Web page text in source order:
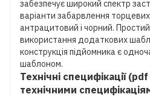
забезпечує широкий спектр
варіанти забарвлення
антрацитовий і чорний.
використання додаткових
конструкція підйомника є
шаблоном.
Технічні специфікації
технічними